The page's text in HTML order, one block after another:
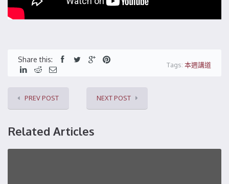
Share this:
Tags: 本週講道
PREV POST NEXT POST
Related Articles